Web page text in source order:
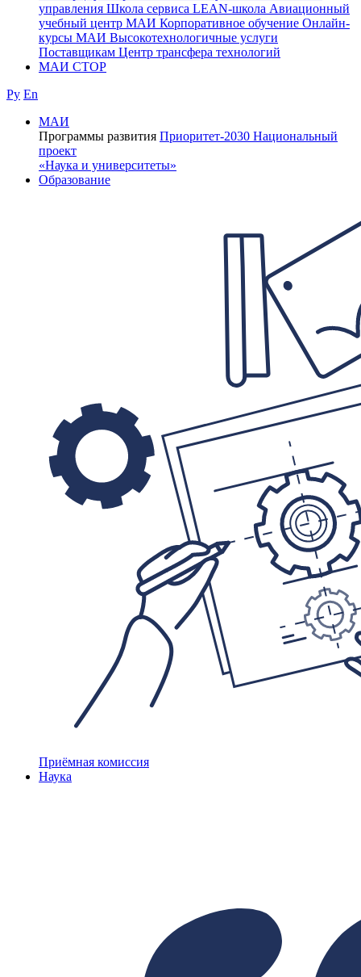
управления Школа сервиса LEAN-школа Авиационный
учебный центр МАИ Корпоративное обучение Онлайн-
курсы МАИ Высокотехнологичные услуги
Поставщикам Центр трансфера технологий
МАИ СТОР
Ру En
МАИ
Программы развития Приоритет-2030 Национальный
проект
«Наука и университеты»
Образование
Приёмная комиссия
Наука